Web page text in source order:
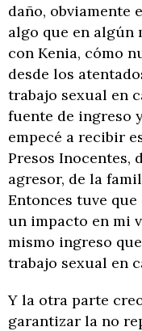
daño, obviamente
algo que en algún
con Kenia, cómo
desde los
trabajo sexual en
fuente de ingreso
empecé a recibir
Presos Inocentes,
agresor, de la
Entonces tuve
un impacto en mi
mismo ingreso
trabajo sexual en
Y la otra parte
garantizar la no